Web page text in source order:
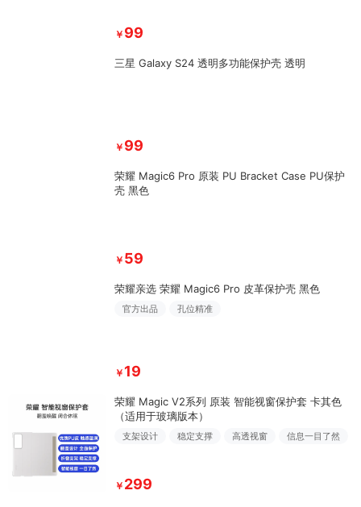
￥ 99
三星 Galaxy S24 透明多功能保护壳 透明
￥ 99
荣耀 Magic6 Pro 原装 PU Bracket Case PU保护
壳 黑色
￥ 59
荣耀亲选 荣耀 Magic6 Pro 皮革保护壳 黑色
官方出品 孔位精准
￥ 19
荣耀 Magic V2系列 原装 智能视窗保护套 卡其色
（适用于玻璃版本）
支架设计 稳定支撑 高透视窗 信息一目了然
￥ 299